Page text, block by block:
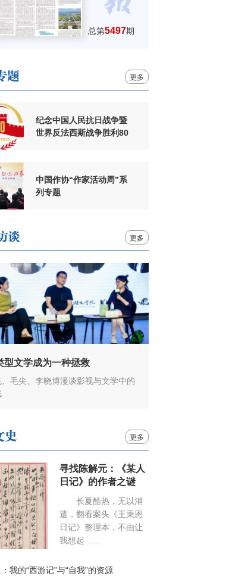
总第5497期
更多
纪念中国人民抗日战争暨
世界反法西斯战争胜利80
中国作协“作家活动周”系
列专题
更多
型文学成为一种拯救
、毛尖、李晓博漫谈影视与文学中的
更多
寻找陈解元：《某人
日记》的作者之谜
长夏酷热，无以消
遣，翻看案头《王秉恩
日记》整理本，不由让
我想起……
我的“西游记”与“自我”的资源